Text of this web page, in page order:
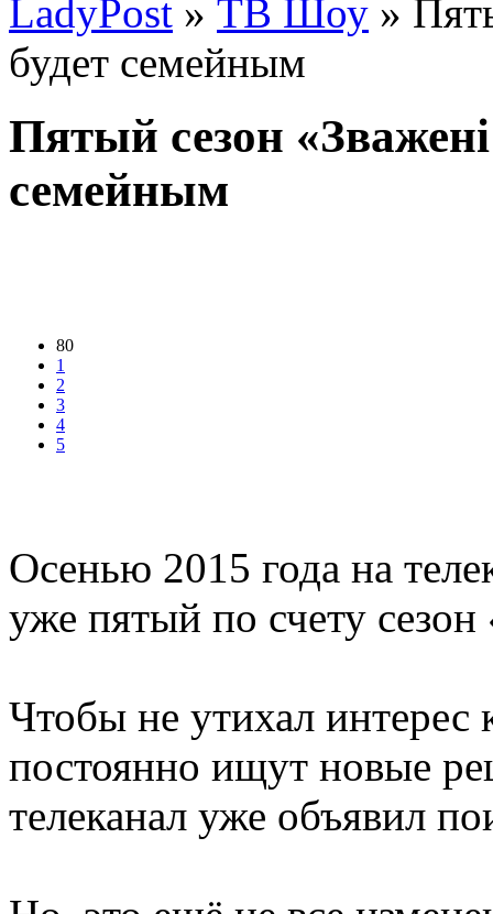
LadyPost » ТВ Шоу »
будет семейным
Пятый сезон
семейным
80
1
2
3
4
5
Осенью 2015 года на
уже пятый по счету сезон
Чтобы не утихал интерес
постоянно ищут новые
телеканал уже объявил